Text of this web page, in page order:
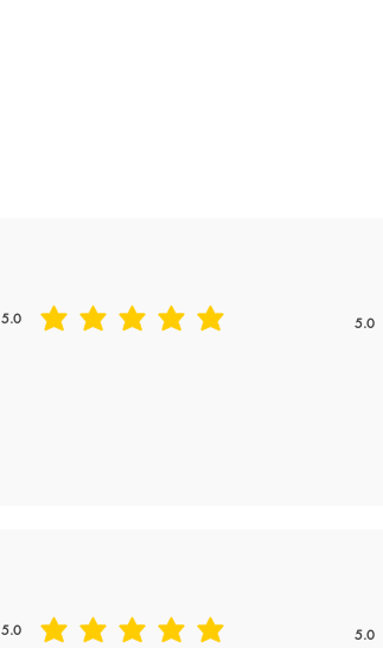
5.0
平均評等為 5 ，滿分 5 分 5.0
平均
5.0
平均評等為 5 ，滿分 5 分 5.0
平均